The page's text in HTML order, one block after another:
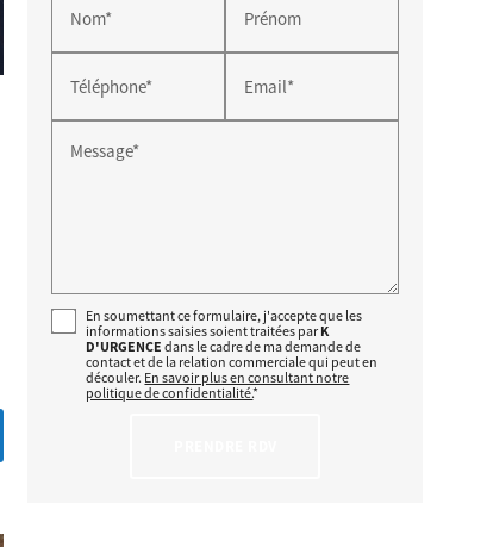
Nom* Prénom
Téléphone* Email*
Message*
En soumettant ce formulaire, j'accepte que les
informations saisies soient traitées parK
D'URGENCEdans le cadre de ma demande de
contact et de la relation commerciale qui peut en
découler. En savoir plus en consultant notre
politique de confidentialité.*